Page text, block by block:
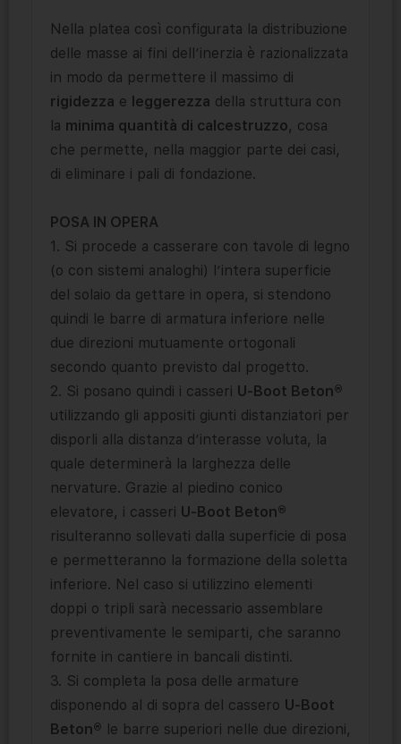
Nella platea così configurata la distribuzione
delle masse ai fini dell’inerzia è razionalizzata
in modo da permettere il massimo di
rigidezza e leggerezza della struttura con
la minima quantità di calcestruzzo, cosa
che permette, nella maggior parte dei casi,
di eliminare i pali di fondazione.
POSA IN OPERA
1. Si procede a casserare con tavole di legno
(o con sistemi analoghi) l’intera superficie
del solaio da gettare in opera, si stendono
quindi le barre di armatura inferiore nelle
due direzioni mutuamente ortogonali
secondo quanto previsto dal progetto.
2. Si posano quindi i casseri U-Boot Beton®
utilizzando gli appositi giunti distanziatori per
disporli alla distanza d’interasse voluta, la
quale determinerà la larghezza delle
nervature. Grazie al piedino conico
elevatore, i casseri U-Boot Beton®
risulteranno sollevati dalla superficie di posa
e permetteranno la formazione della soletta
inferiore. Nel caso si utilizzino elementi
doppi o tripli sarà necessario assemblare
preventivamente le semiparti, che saranno
fornite in cantiere in bancali distinti.
3. Si completa la posa delle armature
disponendo al di sopra del cassero U-Boot
Beton® le barre superiori nelle due direzioni,